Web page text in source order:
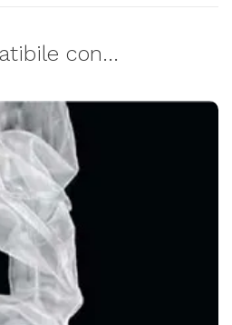
con...